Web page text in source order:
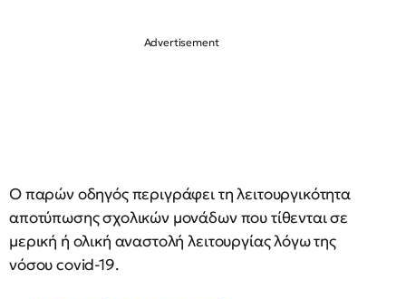
Ο παρών οδηγός περιγράφει τη λειτουργικότητα
αποτύπωσης σχολικών μονάδων που τίθενται σε
μερική ή ολική αναστολή λειτουργίας λόγω της
νόσου covid-19.